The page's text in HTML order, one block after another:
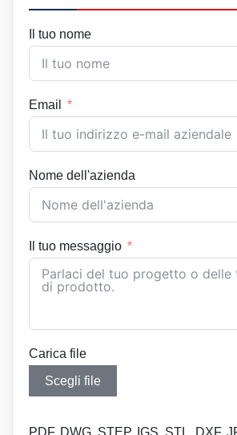
Il tuo nome
Email
Nome dell'azienda
Il tuo messaggio
Carica file
Scegli file
PDF, DWG, STEP, IGS, STL, DXF,